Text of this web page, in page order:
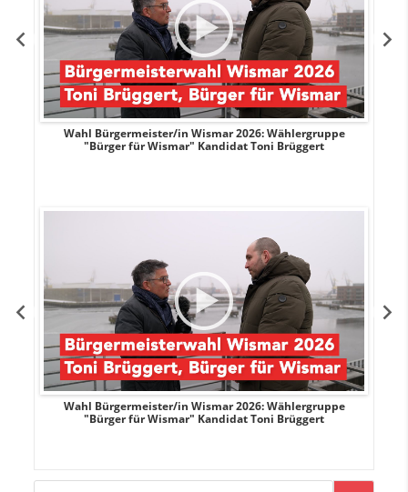
Wahl Bürgermeister/in Wismar 2026: Wählergruppe
"Bürger für Wismar" Kandidat Toni Brüggert
Wahl Bürgermeister/in Wismar 2026: Wählergruppe
"Bürger für Wismar" Kandidat Toni Brüggert